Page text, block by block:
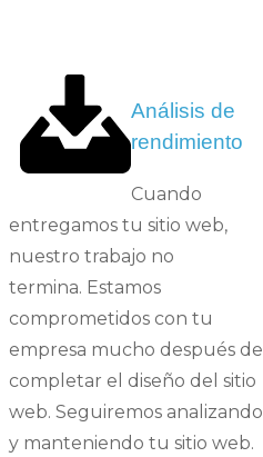
Análisis de
rendimiento
Cuando
entregamos tu sitio web,
nuestro trabajo no
termina. Estamos
comprometidos con tu
empresa mucho después de
completar el diseño del sitio
web. Seguiremos analizando
y manteniendo tu sitio web.